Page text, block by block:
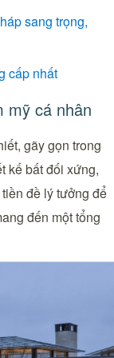
sang trọng,
cấp nhất
mỹ cá nhân
gãy gọn trong
kế bất đối xứng,
đề lý tưởng để
đến một tổng